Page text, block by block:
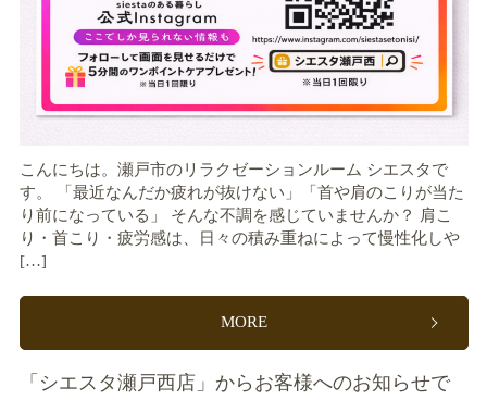
こんにちは。瀬戸市のリラクゼーションルーム シエスタで
す。 「最近なんだか疲れが抜けない」「首や肩のこりが当た
り前になっている」 そんな不調を感じていませんか？ 肩こ
り・首こり・疲労感は、日々の積み重ねによって慢性化しや
[…]
MORE
「シエスタ瀬戸西店」からお客様へのお知らせで